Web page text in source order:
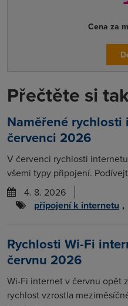
Cena za
Přečtěte si
Naměřené rychlosti
červenci 2026
V červenci rychlosti
všemi typy připojení.
4. 8. 2026
připojení k internetu ,
Rychlosti Wi-Fi
červnu 2026
Wi-Fi internet v červnu opět
rychlost vzrostla